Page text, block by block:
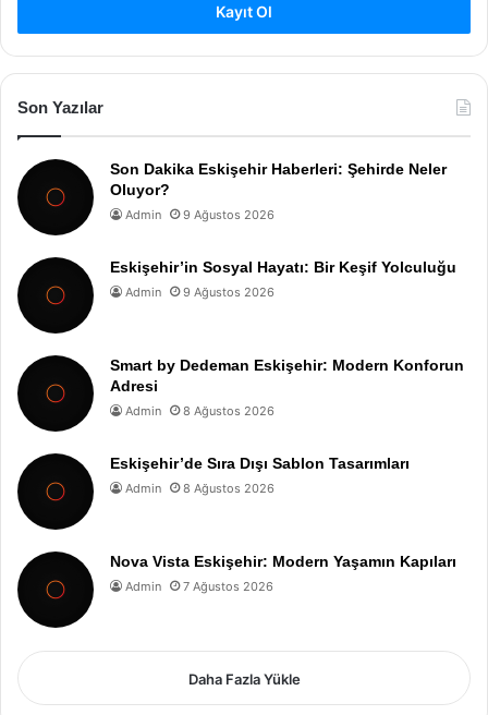
Kayıt Ol
Son Yazılar
Son Dakika Eskişehir Haberleri: Şehirde Neler
Oluyor?
Admin 9 Ağustos 2026
Eskişehir’in Sosyal Hayatı: Bir Keşif Yolculuğu
Admin 9 Ağustos 2026
Smart by Dedeman Eskişehir: Modern Konforun
Adresi
Admin 8 Ağustos 2026
Eskişehir’de Sıra Dışı Sablon Tasarımları
Admin 8 Ağustos 2026
Nova Vista Eskişehir: Modern Yaşamın Kapıları
Admin 7 Ağustos 2026
Daha Fazla Yükle